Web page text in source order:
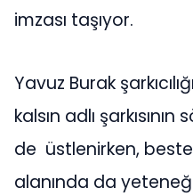
imzası taşıyor.
Yavuz Burak
kalsın adlı
de üstlenirken,
alanında da